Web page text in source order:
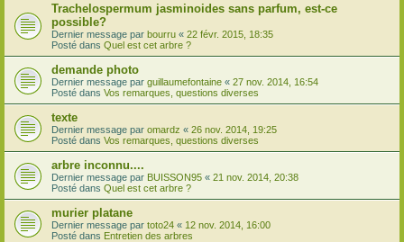
Trachelospermum jasminoides sans parfum, est-ce
possible?
Dernier message par bourru « 22 févr. 2015, 18:35
Posté dans Quel est cet arbre ?
demande photo
Dernier message par guillaumefontaine « 27 nov. 2014, 16:54
Posté dans Vos remarques, questions diverses
texte
Dernier message par omardz « 26 nov. 2014, 19:25
Posté dans Vos remarques, questions diverses
arbre inconnu....
Dernier message par BUISSON95 « 21 nov. 2014, 20:38
Posté dans Quel est cet arbre ?
murier platane
Dernier message par toto24 « 12 nov. 2014, 16:00
Posté dans Entretien des arbres